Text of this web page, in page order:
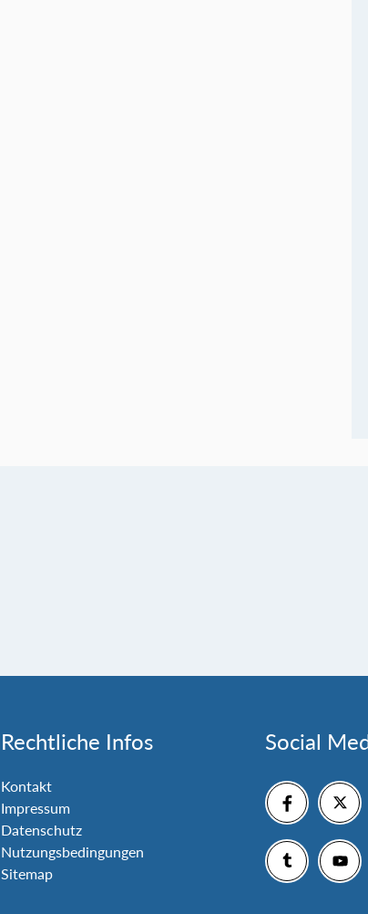
Rechtliche Infos
Kontakt
Impressum
Datenschutz
Nutzungsbedingungen
Sitemap
Social